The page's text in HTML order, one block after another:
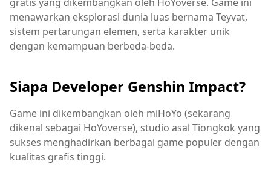
menawarkan eksplorasi dunia luas bernama Teyvat,
sistem pertarungan elemen, serta karakter unik
dengan kemampuan berbeda-beda.
Siapa Developer Genshin Impact?
Game ini dikembangkan oleh miHoYo (sekarang
dikenal sebagai HoYoverse), studio asal Tiongkok yang
sukses menghadirkan berbagai game populer dengan
kualitas grafis tinggi.